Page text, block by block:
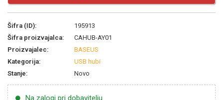
Šifra (ID):
195913
Šifra proizvajalca:
CAHUB-AY01
Proizvajalec:
BASEUS
Kategorija:
USB hubi
Stanje:
Novo
Na zalogi pri dobavitelju